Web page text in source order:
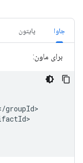
جاوا پایتون
برای ماون: